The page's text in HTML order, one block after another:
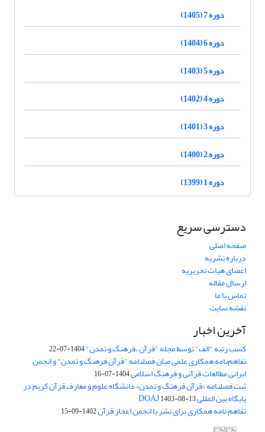
دوره 7 (1405)
دوره 6 (1404)
دوره 5 (1403)
دوره 4 (1402)
دوره 3 (1401)
دوره 2 (1400)
دوره 1 (1399)
دسترسی سریع
صفحه اصلی
درباره نشریه
اعضای هیات تحریریه
ارسال مقاله
تماس با ما
نقشه سایت
آخرین اخبار
کسب رتبه "الف" توسط مجله "قرآن ،فرهنگ و تمدن"1404-07-22
تفاهم‌نامه همکاری علمی میان فصلنامه "قرآن فرهنگ و تمدن" و انجمن
ایرانی مطالعات قرآنی و فرهنگ اسلامی1404-07-16
ثبت فصلنامه «قرآن فرهنگ و تمدن» دانشگاه علوم و معارف قرآن کریم در
پایگاه بین المللی DOAJ1403-08-13
تفاهم نامه همکاری برای نشر با انجمن اعجاز قرآن1402-09-15